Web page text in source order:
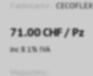
CECOFLEX
71.00CHF/ Pz
inc 8.1% IVA